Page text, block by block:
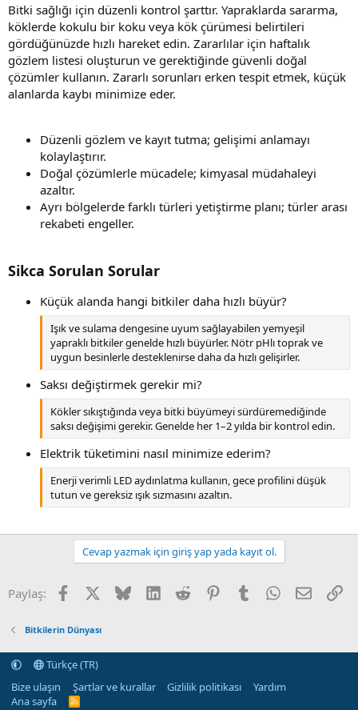
Bitki sağlığı için düzenli kontrol şarttır. Yapraklarda sararma,
köklerde kokulu bir koku veya kök çürümesi belirtileri
gördüğünüzde hızlı hareket edin. Zararlılar için haftalık
gözlem listesi oluşturun ve gerektiğinde güvenli doğal
çözümler kullanın. Zararlı sorunları erken tespit etmek, küçük
alanlarda kaybı minimize eder.
Düzenli gözlem ve kayıt tutma; gelişimi anlamayı
kolaylaştırır.
Doğal çözümlerle mücadele; kimyasal müdahaleyi
azaltır.
Ayrı bölgelerde farklı türleri yetiştirme planı; türler arası
rekabeti engeller.
Sikca Sorulan Sorular
Küçük alanda hangi bitkiler daha hızlı büyür?
Işık ve sulama dengesine uyum sağlayabilen yemyeşil
yapraklı bitkiler genelde hızlı büyürler. Nötr pHlı toprak ve
uygun besinlerle desteklenirse daha da hızlı gelişirler.
Saksı değiştirmek gerekir mi?
Kökler sıkıştığında veya bitki büyümeyi sürdüremediğinde
saksı değişimi gerekir. Genelde her 1–2 yılda bir kontrol edin.
Elektrik tüketimini nasıl minimize ederim?
Enerji verimli LED aydınlatma kullanın, gece profilini düşük
tutun ve gereksiz ışık sızmasını azaltın.
Cevap yazmak için giriş yap yada kayıt ol.
Paylaş: FacebookX (Twitter)
BlueskyLinkedInReddit PinterestTumblr WhatsApp
E-posta
Bitkilerin Dünyası
Türkçe (TR)
Bize ulaşın
Şartlar ve kurallar Gizlilik politikası
Yardım
Ana sayfa
R